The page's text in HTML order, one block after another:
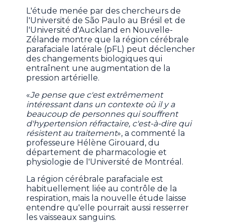
L'étude menée par des chercheurs de
l'Université de São Paulo au Brésil et de
l'Université d'Auckland en Nouvelle-
Zélande montre que la région cérébrale
parafaciale latérale (pFL) peut déclencher
des changements biologiques qui
entraînent une augmentation de la
pression artérielle.
«Je pense que c'est extrêmement
intéressant dans un contexte où il y a
beaucoup de personnes qui souffrent
d'hypertension réfractaire, c'est-à-dire qui
résistent au traitement», a commenté la
professeure Hélène Girouard, du
département de pharmacologie et
physiologie de l'Université de Montréal.
La région cérébrale parafaciale est
habituellement liée au contrôle de la
respiration, mais la nouvelle étude laisse
entendre qu'elle pourrait aussi resserrer
les vaisseaux sanguins.